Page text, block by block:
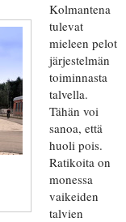
Kolmantena
tulevat
mieleen pelot
järjestelmän
toiminnasta
talvella.
Tähän voi
sanoa, että
huoli pois.
Ratikoita on
monessa
vaikeiden
talvien